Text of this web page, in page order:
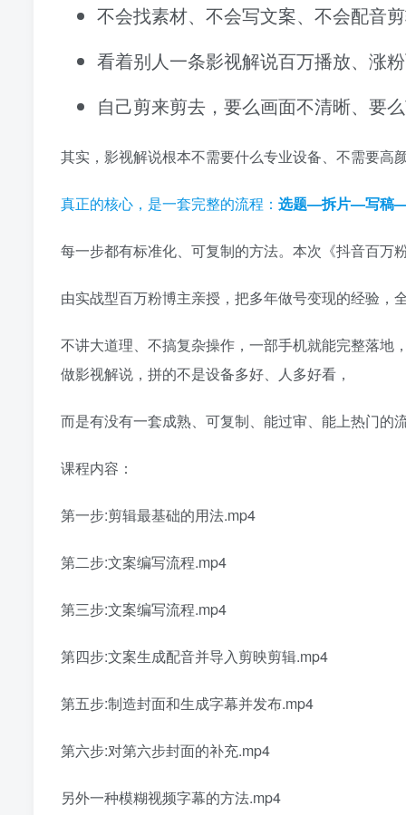
不会找素材、不会写文案、不会配音
看着别人一条影视解说百万播放、涨
自己剪来剪去，要么画面不清晰、要
其实，影视解说根本不需要什么专业设备、不需要高
真正的核心，是一套完整的流程： 选题—拆片—写稿
每一步都有标准化、可复制的方法。本次《抖音百万
由实战型百万粉博主亲授，把多年做号变现的经验，
不讲大道理、不搞复杂操作，一部手机就能完整落地
做影视解说，拼的不是设备多好、人多好看，
而是有没有一套成熟、可复制、能过审、能上热门的
课程内容：
第一步:剪辑最基础的用法.mp4
第二步:文案编写流程.mp4
第三步:文案编写流程.mp4
第四步:文案生成配音并导入剪映剪辑.mp4
第五步:制造封面和生成字幕并发布.mp4
第六步:对第六步封面的补充.mp4
另外一种模糊视频字幕的方法.mp4